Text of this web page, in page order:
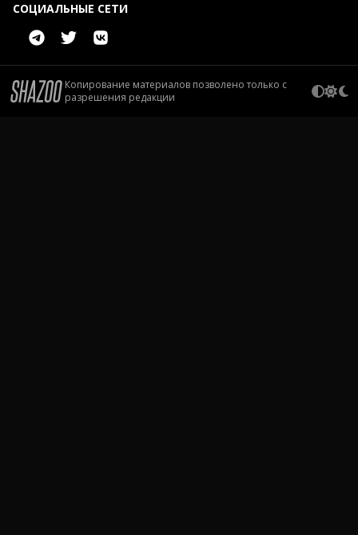
СОЦИАЛЬНЫЕ СЕТИ
Копирование материалов позволено только с
разрешения редакции